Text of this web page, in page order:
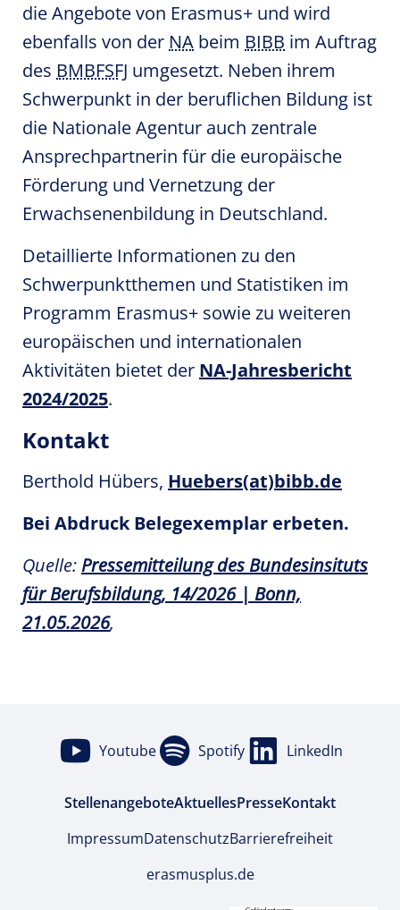
die Angebote von Erasmus+ und wird
ebenfalls von der NA beim BIBB im Auftrag
des BMBFSFJ umgesetzt. Neben ihrem
Schwerpunkt in der beruflichen Bildung ist
die Nationale Agentur auch zentrale
Ansprechpartnerin für die europäische
Förderung und Vernetzung der
Erwachsenenbildung in Deutschland.
Detaillierte Informationen zu den
Schwerpunktthemen und Statistiken im
Programm Erasmus+ sowie zu weiteren
europäischen und internationalen
Aktivitäten bietet der NA-Jahresbericht
2024/2025.
Kontakt
Berthold Hübers, Huebers(at)bibb.de
Bei Abdruck Belegexemplar erbeten.
Quelle:Pressemitteilung des Bundesinsituts
für Berufsbildung, 14/2026 | Bonn,
21.05.2026,
Youtube Spotify LinkedIn
StellenangeboteAktuellesPresseKontakt
ImpressumDatenschutzBarrierefreiheit
erasmusplus.de